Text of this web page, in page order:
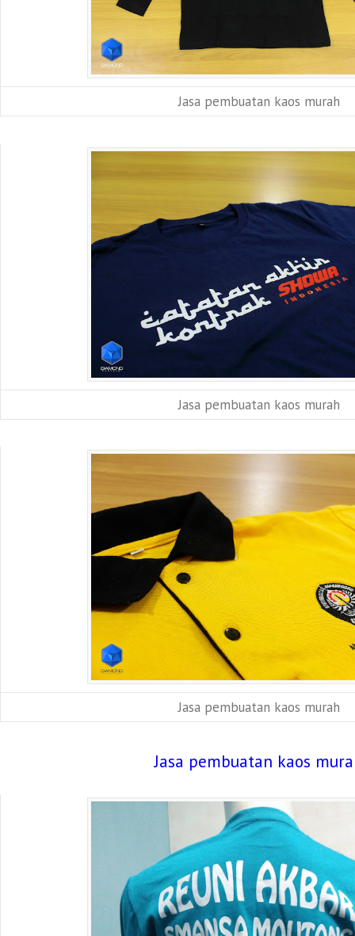
Jasa pembuatan kaos murah
Jasa pembuatan kaos murah
Jasa pembuatan kaos murah
Jasa pembuatan kaos